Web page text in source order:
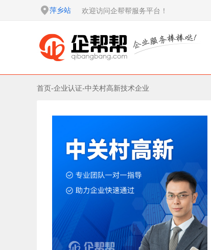
萍乡站 欢迎访问企帮帮服务平台！
首页-企业认证-中关村高新技术企业